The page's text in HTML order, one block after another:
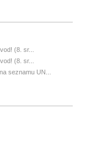
(8. sr...
(8. sr...
seznamu UN...